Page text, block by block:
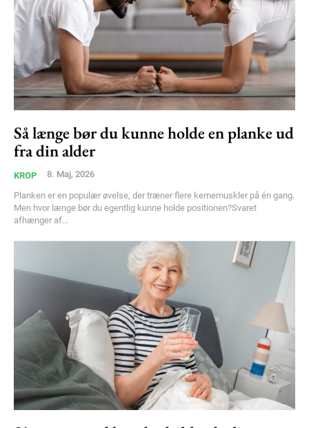
Subscription Plans
Free limited access
Gratis / forever
Etiam est nibh, lobortis sit
Praesent euismod ac
Ut mollis pellentesque tortor
Nullam eu erat condimentum
Donec quis est ac felis
Orci varius natoque dolor
Så længe bør du kunne holde en planke ud
fra din alder
KROP 8. Maj, 2026
Planken er en populær øvelse, der træner flere kernemuskler på én gang.
Men hvor længe bør du egentlig kunne holde positionen?Svaret
afhænger af...